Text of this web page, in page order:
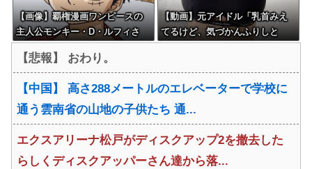
【画像】覇権漫画ワンピースの
主人公モンキー・D・ルフィさ
る・・・
【動画】元アイドル「乳首みえ
てるけど、気づかんふりしと
【悲報】 おわり。
【中国】 高さ288メートルのエレベーターで学校に
通う雲南省の山地の子供たち 通...
エクスアリーナ松戸がディスクアップ2を撤去した
らしくディスクアッパーさん達から落...